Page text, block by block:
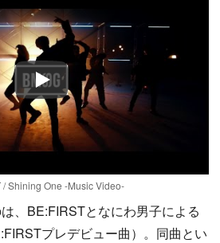
Play
/ Shining One -Music Video-
、BE:FIRSTとなにわ男子による
プレデビュー曲）。同曲とい